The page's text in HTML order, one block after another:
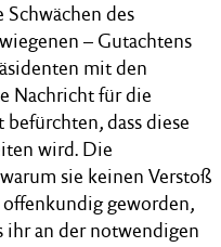
des
– Gutachtens
mit den
Nachricht für die
dass diese
wird. Die
sie keinen Verstoß
offenkundig geworden,
ihr an der notwendigen